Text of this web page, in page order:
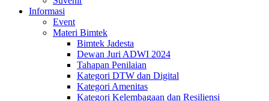
Informasi
Event
Materi Bimtek
Bimtek Jadesta
Dewan Juri ADWI 2024
Tahapan Penilaian
Kategori DTW dan Digital
Kategori Amenitas
Kategori Kelembagaan dan Resiliensi